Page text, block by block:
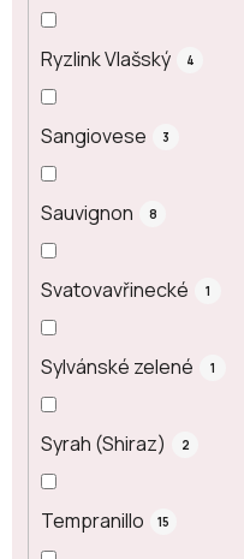
Ryzlink Vlašský 4
Sangiovese 3
Sauvignon 8
Svatovavřinecké 1
Sylvánské zelené 1
Syrah (Shiraz) 2
Tempranillo 15